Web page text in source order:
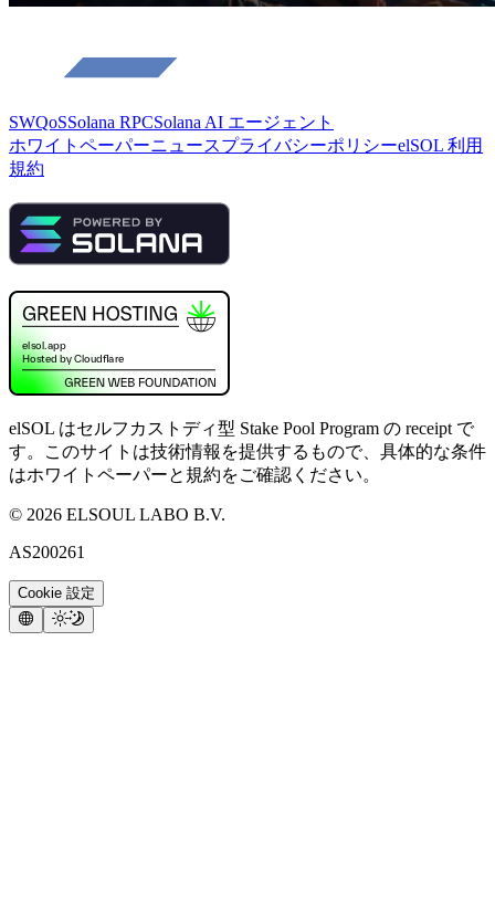
SWQoSSolana RPCSolana AI エージェント
ホワイトペーパーニュースプライバシーポリシーelSOL 利用
規約
elSOL はセルフカストディ型 Stake Pool Program の receipt で
す。このサイトは技術情報を提供するもので、具体的な条件
はホワイトペーパーと規約をご確認ください。
© 2026 ELSOUL LABO B.V.
AS200261
Cookie 設定